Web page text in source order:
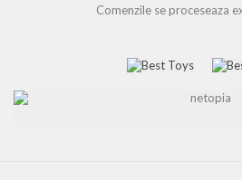
Comenzile se proceseaza